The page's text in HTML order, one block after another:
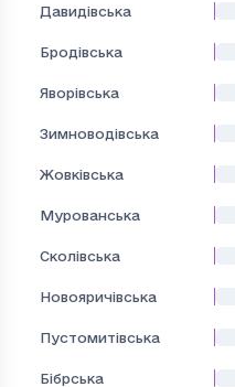
Давидівська
Бродівська
Яворівська
Зимноводівська
Жовківська
Мурованська
Сколівська
Новояричівська
Пустомитівська
Бібрська